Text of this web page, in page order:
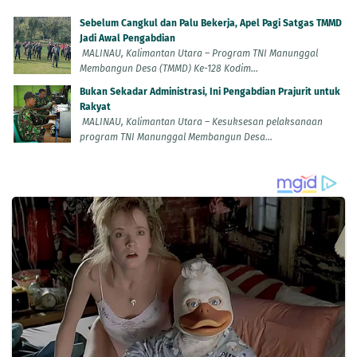
Sebelum Cangkul dan Palu Bekerja, Apel Pagi Satgas TMMD
Jadi Awal Pengabdian
MALINAU, Kalimantan Utara – Program TNI Manunggal
Membangun Desa (TMMD) Ke-128 Kodim...
Bukan Sekadar Administrasi, Ini Pengabdian Prajurit untuk
Rakyat
MALINAU, Kalimantan Utara – Kesuksesan pelaksanaan
program TNI Manunggal Membangun Desa...